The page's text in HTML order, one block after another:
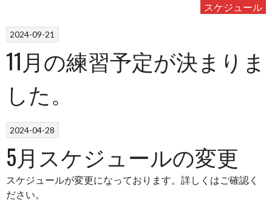
スケジュール
2024-09-21
11月の練習予定が決まりま
した。
2024-04-28
5月スケジュールの変更
スケジュールが変更になっております。詳しくはご確認く
ださい。